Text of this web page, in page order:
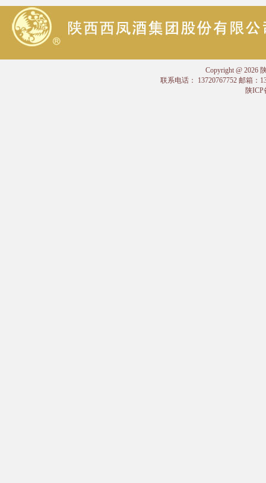
Copyright @ 2026
联系电话： 13720767752 邮箱：
陕ICP